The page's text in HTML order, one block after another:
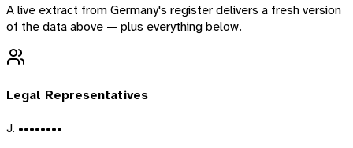
A live extract fromGermany's register delivers a fresh version
of the data above — plus everything below.
Legal Representatives
J. ••••••••